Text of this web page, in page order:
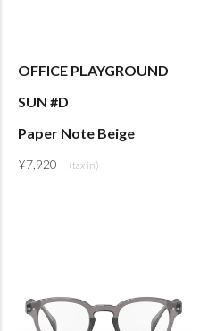
OFFICE PLAYGROUND
SUN #D
Paper Note Beige
¥7,920